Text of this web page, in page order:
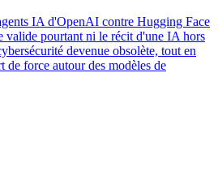
IA d'OpenAI contre Hugging Face
valide pourtant ni le récit d'une IA hors
devenue obsolète, tout en
de force autour des modèles de